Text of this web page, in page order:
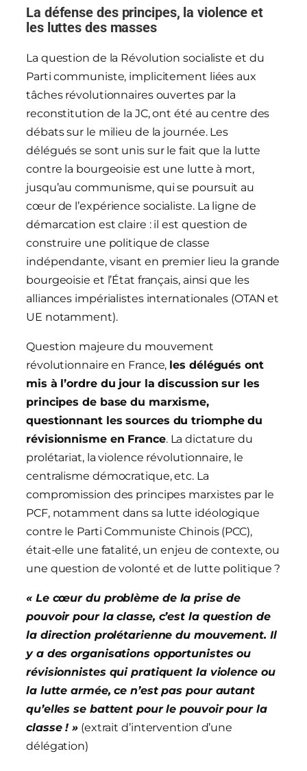
La défense des principes, la violence et
les luttes des masses
La question de la Révolution socialiste et du
Parti communiste, implicitement liées aux
tâches révolutionnaires ouvertes par la
reconstitution de la JC, ont été au centre des
débats sur le milieu de la journée. Les
délégués se sont unis sur le fait que la lutte
contre la bourgeoisie est une lutte à mort,
jusqu’au communisme, qui se poursuit au
cœur de l’expérience socialiste. La ligne de
démarcation est claire : il est question de
construire une politique de classe
indépendante, visant en premier lieu la grande
bourgeoisie et l’État français, ainsi que les
alliances impérialistes internationales (OTAN et
UE notamment).
Question majeure du mouvement
révolutionnaire en France, les délégués ont
mis à l’ordre du jour la discussion sur les
principes de base du marxisme,
questionnant les sources du triomphe du
révisionnisme en France. La dictature du
prolétariat, la violence révolutionnaire, le
centralisme démocratique, etc. La
compromission des principes marxistes par le
PCF, notamment dans sa lutte idéologique
contre le Parti Communiste Chinois (PCC),
était-elle une fatalité, un enjeu de contexte, ou
une question de volonté et de lutte politique ?
« Le cœur du problème de la prise de
pouvoir pour la classe, c’est la question de
la direction prolétarienne du mouvement. Il
y a des organisations opportunistes ou
révisionnistes qui pratiquent la violence ou
la lutte armée, ce n’est pas pour autant
qu’elles se battent pour le pouvoir pour la
classe ! » (extrait d’intervention d’une
délégation)